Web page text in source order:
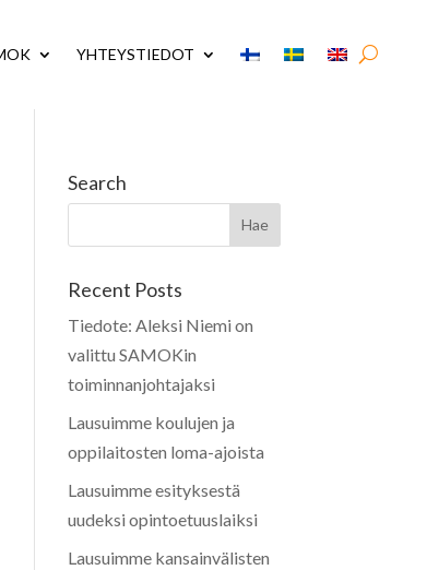
YHTEYSTIEDOT
Search
Recent Posts
Tiedote: Aleksi Niemi on
valittu SAMOKin
toiminnanjohtajaksi
Lausuimme koulujen ja
oppilaitosten loma-ajoista
Lausuimme esityksestä
uudeksi opintoetuuslaiksi
Lausuimme kansainvälisten